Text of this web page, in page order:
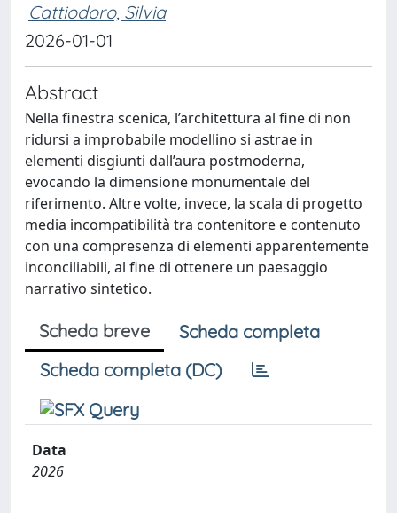
Cattiodoro, Silvia
2026-01-01
Abstract
Nella finestra scenica, l’architettura al fine di non
ridursi a improbabile modellino si astrae in
elementi disgiunti dall’aura postmoderna,
evocando la dimensione monumentale del
riferimento. Altre volte, invece, la scala di progetto
media incompatibilità tra contenitore e contenuto
con una compresenza di elementi apparentemente
inconciliabili, al fine di ottenere un paesaggio
narrativo sintetico.
Scheda breve
Scheda completa
Scheda completa (DC)
Data
2026